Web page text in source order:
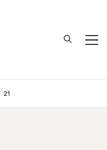
21